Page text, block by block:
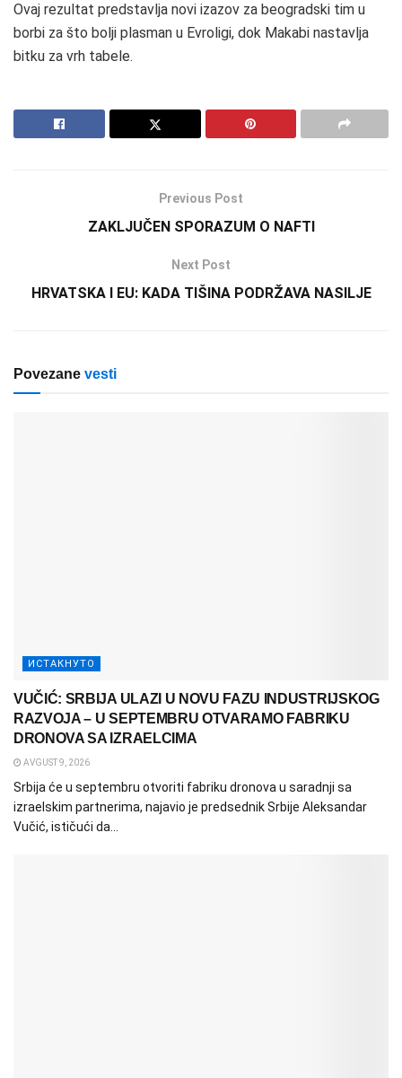
Ovaj rezultat predstavlja novi izazov za beogradski tim u
borbi za što bolji plasman u Evroligi, dok Makabi nastavlja
bitku za vrh tabele.
Previous Post
ZAKLJUČEN SPORAZUM O NAFTI
Next Post
HRVATSKA I EU: KADA TIŠINA PODRŽAVA NASILJE
Povezane vesti
ИСТАКНУТО
VUČIĆ: SRBIJA ULAZI U NOVU FAZU INDUSTRIJSKOG
RAZVOJA – U SEPTEMBRU OTVARAMO FABRIKU
DRONOVA SA IZRAELCIMA
AVGUST 9, 2026
Srbija će u septembru otvoriti fabriku dronova u saradnji sa
izraelskim partnerima, najavio je predsednik Srbije Aleksandar
Vučić, ističući da...